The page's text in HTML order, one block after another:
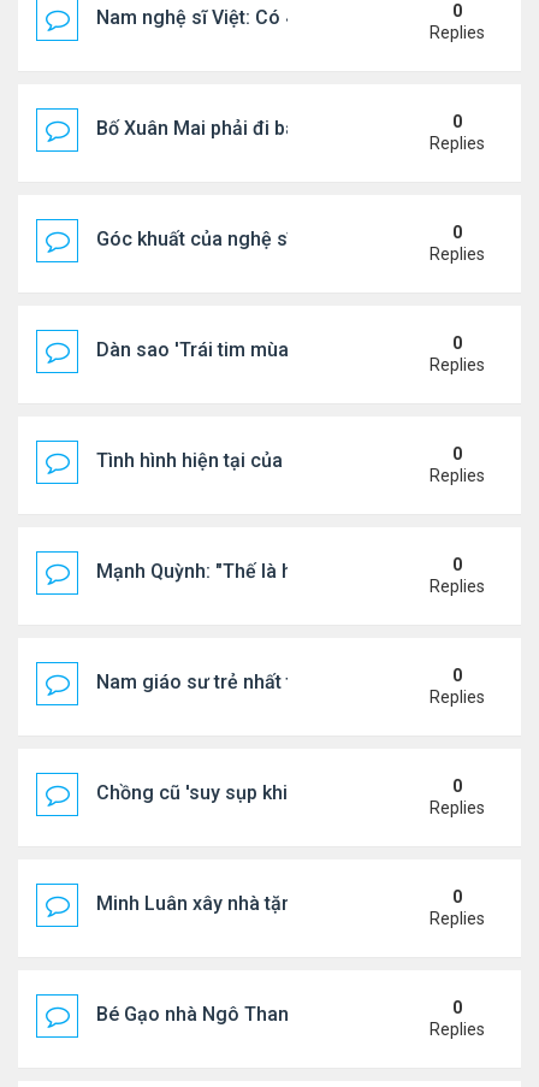
Nam nghệ sĩ Việt: Có 4 nhà ở Pháp, sống gần
0
Replies
Bố Xuân Mai phải đi bán cơm ở Mỹ
0
Replies
Góc khuất của nghệ sĩ Hoài Tâm
0
Replies
Dàn sao 'Trái tim mùa thu' sau 26 năm
0
Replies
Tình hình hiện tại của Quang Lê
0
Replies
Mạnh Quỳnh: "Thế là hết"
0
Replies
Nam giáo sư trẻ nhất thế giới ở tuổi 18
0
Replies
Chồng cũ 'suy sụp khi biết tin Nicole Kidman có
0
Replies
Minh Luân xây nhà tặng cha mẹ
0
Replies
Bé Gạo nhà Ngô Thanh Vân dễ thương trong tiệc
0
Replies